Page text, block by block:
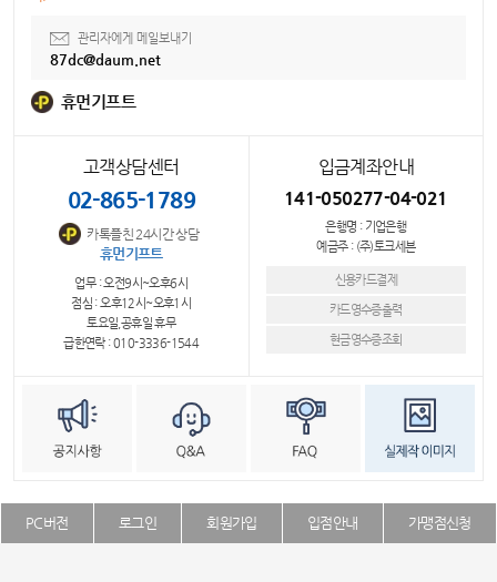
관리자에게 메일보내기
87dc@daum.net
휴먼기프트
고객상담센터
02-865-1789
카톡플친 24시간 상담
휴먼기프트
업무 : 오전9시~오후6시
점심 : 오후12시~오후1시
토요일,공휴일 휴무
급한연락 : 010-3336-1544
입금계좌안내
141-050277-04-021
은행명 : 기업은행
예금주 : (주)토크세븐
신용카드결제
카드영수증출력
현금영수증조회
PC버전 로그인 회원가입 입점안내 가맹점신청